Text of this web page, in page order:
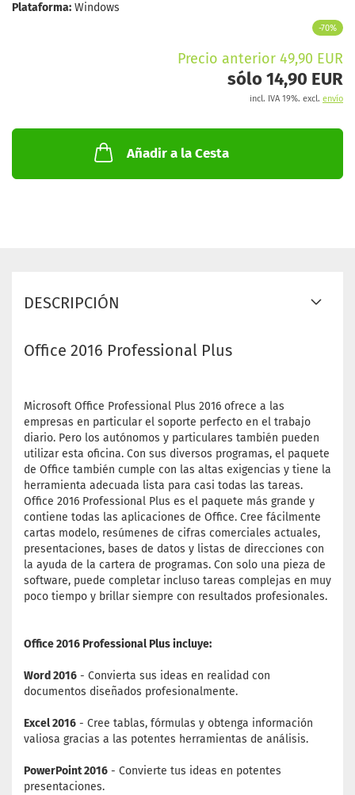
Plataforma: Windows
-70%
Precio anterior 49,90 EUR
sólo 14,90 EUR
incl. IVA 19%. excl. envío
Añadir a la Cesta
DESCRIPCIÓN
Office 2016 Professional Plus
Microsoft Office Professional Plus 2016 ofrece a las
empresas en particular el soporte perfecto en el trabajo
diario. Pero los autónomos y particulares también pueden
utilizar esta oficina. Con sus diversos programas, el paquete
de Office también cumple con las altas exigencias y tiene la
herramienta adecuada lista para casi todas las tareas.
Office 2016 Professional Plus es el paquete más grande y
contiene todas las aplicaciones de Office. Cree fácilmente
cartas modelo, resúmenes de cifras comerciales actuales,
presentaciones, bases de datos y listas de direcciones con
la ayuda de la cartera de programas. Con solo una pieza de
software, puede completar incluso tareas complejas en muy
poco tiempo y brillar siempre con resultados profesionales.
Office 2016 Professional Plus incluye:
Word 2016 - Convierta sus ideas en realidad con
documentos diseñados profesionalmente.
Excel 2016 - Cree tablas, fórmulas y obtenga información
valiosa gracias a las potentes herramientas de análisis.
PowerPoint 2016 - Convierte tus ideas en potentes
presentaciones.